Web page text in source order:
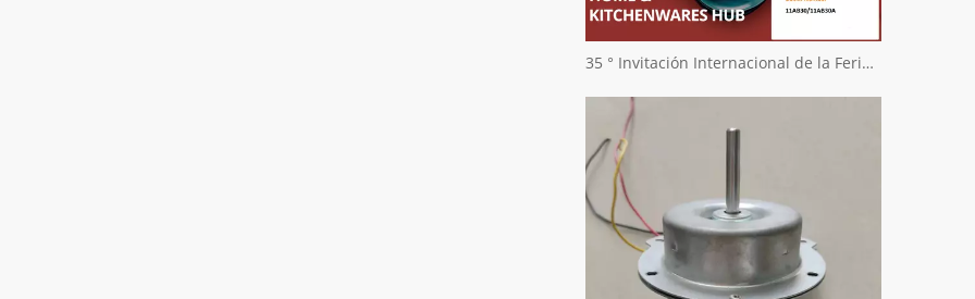
35 ° Invitación Internacional de la Feria Internacional de Zuchex Home & Kitchenwares - Ritscher International Limited